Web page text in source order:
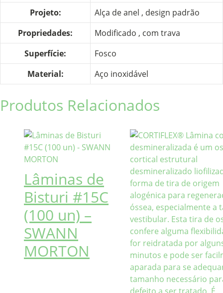
Projeto:
Alça de anel , design padrão
Propriedades:
Modificado , com trava
Superfície:
Fosco
Material:
Aço inoxidável
Produtos Relacionados
Lâminas de
Bisturi #15C
(100 un) –
SWANN
MORTON